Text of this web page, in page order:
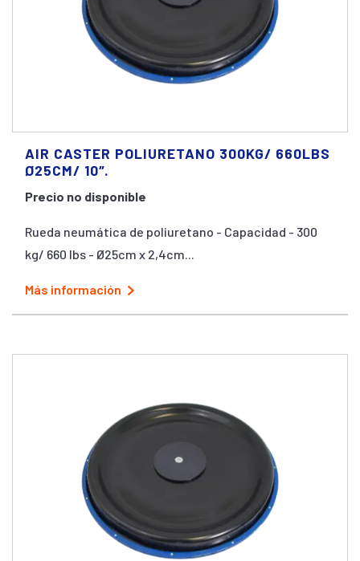
AIR CASTER POLIURETANO 300KG/ 660LBS
Ø25CM/ 10″.
Precio no disponible
Rueda neumática de poliuretano - Capacidad - 300
kg/ 660 lbs - Ø25cm x 2,4cm...
Más información